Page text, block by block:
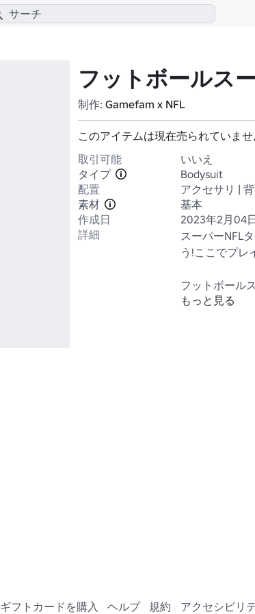
フットボールス
制作: Gamefam x NFL
このアイテムは現在売られていませ
取引可能
いいえ
タイプ
Bodysuit
配置
アクセサリ |
素材
基本
作成日
2023年2月04
詳細
スーパーNFL
う!ここでプ
フットボール
す。大胆でス
もっと見る
ギフトカードを購入 ヘルプ 規約 アクセシビリ